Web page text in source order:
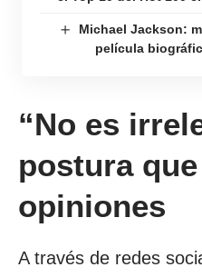
Michael Jackson:
película
“No es
postura
opiniones
A través de redes